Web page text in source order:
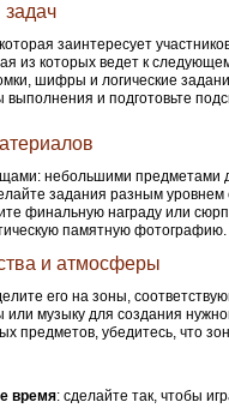
задач
заинтересует
из которых ведет к
шифры и логические
и подготовьте
небольшими предметами
задания разным
финальную награду или
памятную фотографию.
и атмосферы
его на зоны,
музыку для создания
предметов, убедитесь, что
время: сделайте так, чтобы